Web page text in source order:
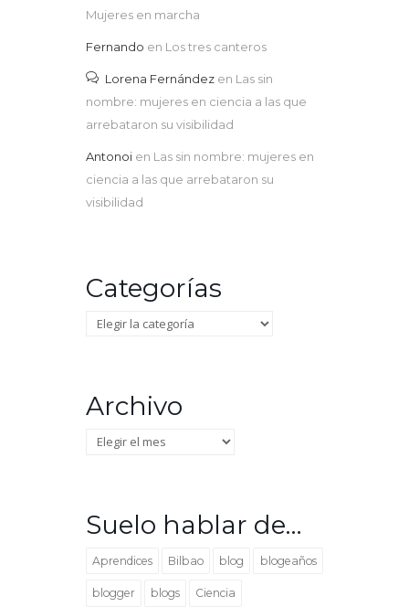
Mujeres en marcha
Fernando en Los tres canteros
Lorena Fernández en Las sin
nombre: mujeres en ciencia a las que
arrebataron su visibilidad
Antonoi en Las sin nombre: mujeres en
ciencia a las que arrebataron su
visibilidad
Categorías
Categorías
Archivo
Archivo
Suelo hablar de…
Aprendices Bilbao blog blogeaños
blogger blogs Ciencia